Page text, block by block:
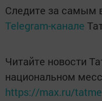
Следите за самым
Telegram-канале
Читайте новости
национальном
https://max.ru/